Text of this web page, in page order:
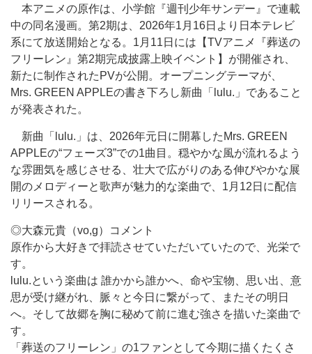
本アニメの原作は、小学館『週刊少年サンデー』で連載
中の同名漫画。第2期は、2026年1月16日より日本テレビ
系にて放送開始となる。1月11日には【TVアニメ『葬送の
フリーレン』第2期完成披露上映イベント】が開催され、
新たに制作されたPVが公開。オープニングテーマが、
Mrs. GREEN APPLEの書き下ろし新曲「lulu.」であること
が発表された。
新曲「lulu.」は、2026年元日に開幕したMrs. GREEN
APPLEの“フェーズ3”での1曲目。穏やかな風が流れるよう
な雰囲気を感じさせる、壮大で広がりのある伸びやかな展
開のメロディーと歌声が魅力的な楽曲で、1月12日に配信
リリースされる。
◎大森元貴（vo,g）コメント
原作から大好きで拝読させていただいていたので、光栄で
す。
lulu.という楽曲は 誰かから誰かへ、命や宝物、思い出、意
思が受け継がれ、脈々と今日に繋がって、またその明日
へ。そして故郷を胸に秘めて前に進む強さを描いた楽曲で
す。
「葬送のフリーレン」の1ファンとして今期に描くたくさ